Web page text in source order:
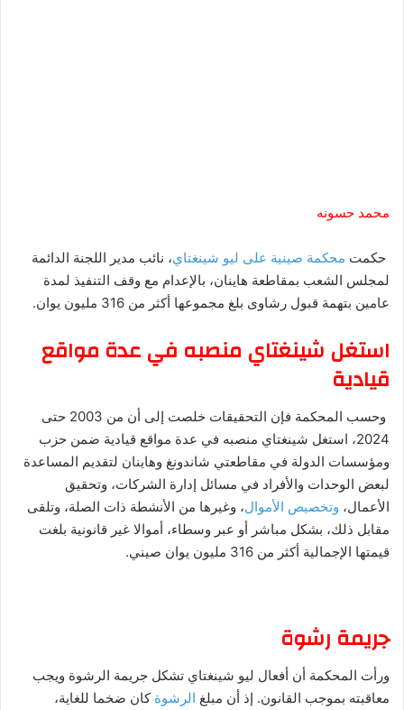
محمد حسونه
حكمت محكمة صينية على ليو شينغتاي، نائب مدير اللجنة الدائمة
لمجلس الشعب بمقاطعة هاينان، بالإعدام مع وقف التنفيذ لمدة
عامين بتهمة قبول رشاوى بلغ مجموعها أكثر من 316 مليون يوان.
استغل شينغتاي منصبه في عدة مواقع
قيادية
وحسب المحكمة فإن التحقيقات خلصت إلى أن من 2003 حتى
2024، استغل شينغتاي منصبه في عدة مواقع قيادية ضمن حزب
ومؤسسات الدولة في مقاطعتي شاندونغ وهاينان لتقديم المساعدة
لبعض الوحدات والأفراد في مسائل إدارة الشركات، وتحقيق
الأعمال، وتخصيص الأموال، وغيرها من الأنشطة ذات الصلة، وتلقى
مقابل ذلك، بشكل مباشر أو عبر وسطاء، أموالا غير قانونية بلغت
قيمتها الإجمالية أكثر من 316 مليون يوان صيني.
جريمة رشوة
ورأت المحكمة أن أفعال ليو شينغتاي تشكل جريمة الرشوة ويجب
معاقبته بموجب القانون. إذ أن مبلغ الرشوة كان ضخما للغاية،